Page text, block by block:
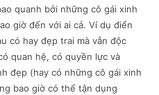
quanh bởi những cô gái xinh
giờ đến với ai cả. Ví dụ điển
có hay đẹp trai mà vẫn độc
quan hệ, có quyền lực và
đẹp (hay có những cô gái xinh
bao giờ có thể tận dụng